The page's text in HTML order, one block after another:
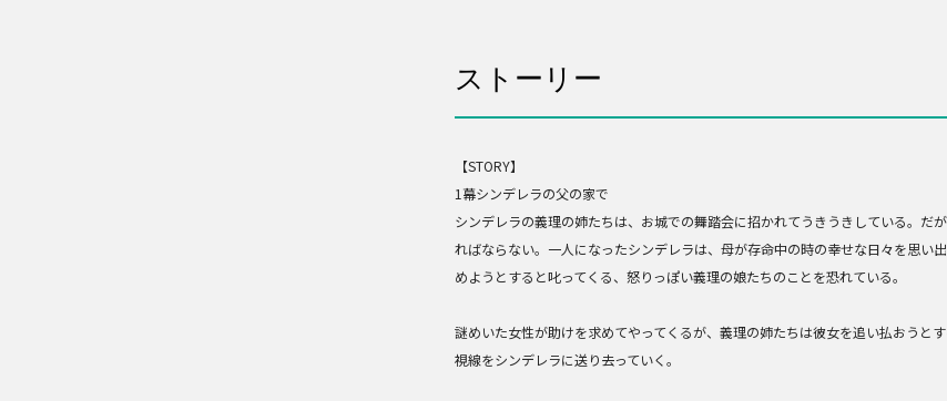
ストーリー
【STORY】
1幕シンデレラの父の家で
シンデレラの義理の姉たちは、お城での舞踏会に招かれてうきうきしている。だ
ればならない。一人になったシンデレラは、母が存命中の時の幸せな日々を思い
めようとすると叱ってくる、怒りっぽい義理の娘たちのことを恐れている。
謎めいた女性が助けを求めてやってくるが、義理の姉たちは彼女を追い払おうと
視線をシンデレラに送り去っていく。